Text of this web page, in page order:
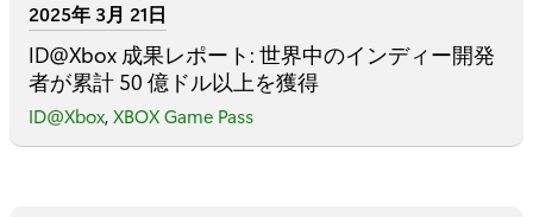
2025年 3月 21日
ID@Xbox 成果レポート: 世界中のインディー開発
者が累計 50 億ドル以上を獲得
ID@Xbox,XBOX Game Pass